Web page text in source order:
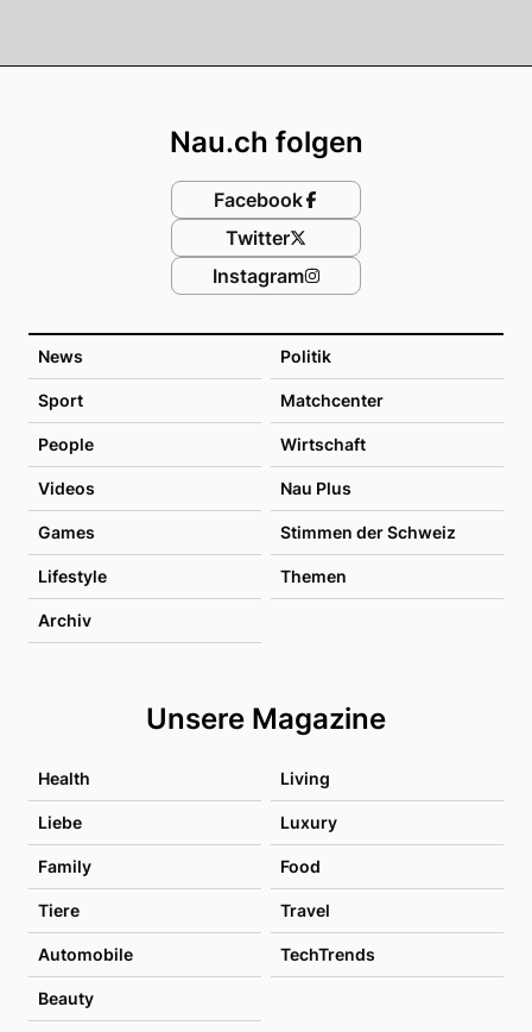
News Politik
Sport Matchcenter
People Wirtschaft
Videos Nau Plus
Games Stimmen der Schweiz
Lifestyle Themen
Archiv
Unsere Magazine
Health Living
Liebe Luxury
Family Food
Tiere Travel
Automobile TechTrends
Beauty
Nau.ch folgen
Facebook
Twitter
Instagram